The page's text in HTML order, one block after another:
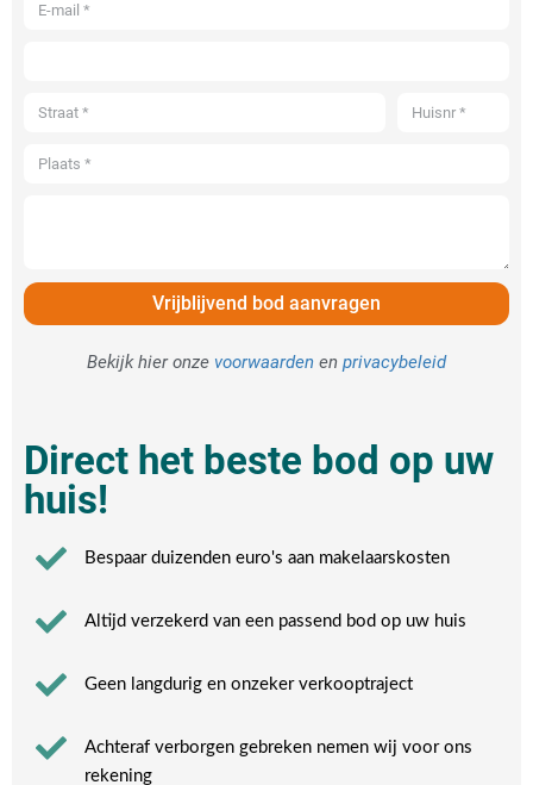
Vrijblijvend bod aanvragen
Bekijk hier onze voorwaarden en privacybeleid
Direct het beste bod op uw
huis!
Bespaar duizenden euro's aan makelaarskosten
Altijd verzekerd van een passend bod op uw huis
Geen langdurig en onzeker verkooptraject
Achteraf verborgen gebreken nemen wij voor ons
rekening​